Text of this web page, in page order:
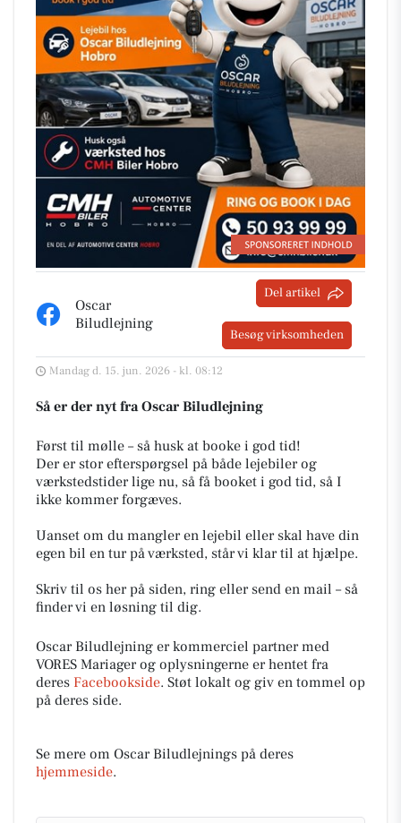
Oscar
Biludlejning
Del artikel
Besøg virksomheden
Mandag d. 15. jun. 2026 - kl. 08:12
Så er der nyt fra Oscar Biludlejning
Først til mølle – så husk at booke i god tid!
Der er stor efterspørgsel på både lejebiler og
værkstedstider lige nu, så få booket i god tid, så I
ikke kommer forgæves.
Uanset om du mangler en lejebil eller skal have din
egen bil en tur på værksted, står vi klar til at hjælpe.
Skriv til os her på siden, ring eller send en mail – så
finder vi en løsning til dig.
Oscar Biludlejning er kommerciel partner med
VORES Mariager og oplysningerne er hentet fra
deres Facebookside. Støt lokalt og giv en tommel op
på deres side.
Se mere om Oscar Biludlejnings på deres
hjemmeside.